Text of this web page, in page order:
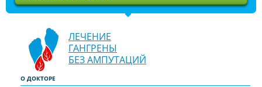
ЛЕЧЕНИЕ
ГАНГРЕНЫ
БЕЗ АМПУТАЦИЙ
О ДОКТОРЕ